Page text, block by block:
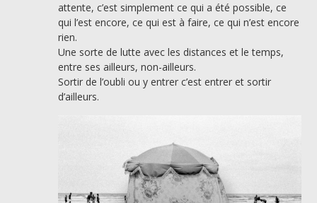
attente, c’est simplement ce qui a été possible, ce
qui l’est encore, ce qui est à faire, ce qui n’est encore
rien.
Une sorte de lutte avec les distances et le temps,
entre ses ailleurs, non-ailleurs.
Sortir de l’oubli ou y entrer c’est entrer et sortir
d’ailleurs.